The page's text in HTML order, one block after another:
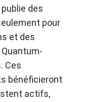
des
pour
et des
Ces
bénéficieront
actifs,